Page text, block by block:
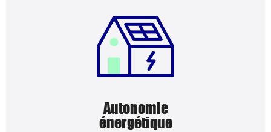
Autonomie
énergétique